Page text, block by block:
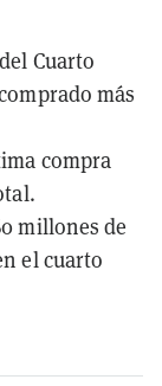
Cuarto
más
compra
millones de
el cuarto